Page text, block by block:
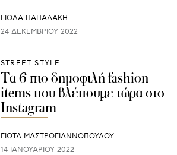
ΓΙΌΛΑ ΠΑΠΑΔΆΚΗ
24 ΔΕΚΕΜΒΡΊΟΥ 2022
STREET STYLE
Τα 6 πιο δημοφιλή fashion
items που βλέπουμε τώρα στο
Instagram
ΓΙΩΤΑ ΜΑΣΤΡΟΓΙΑΝΝΟΠΟΥΛΟΥ
14 ΙΑΝΟΥΑΡΊΟΥ 2022